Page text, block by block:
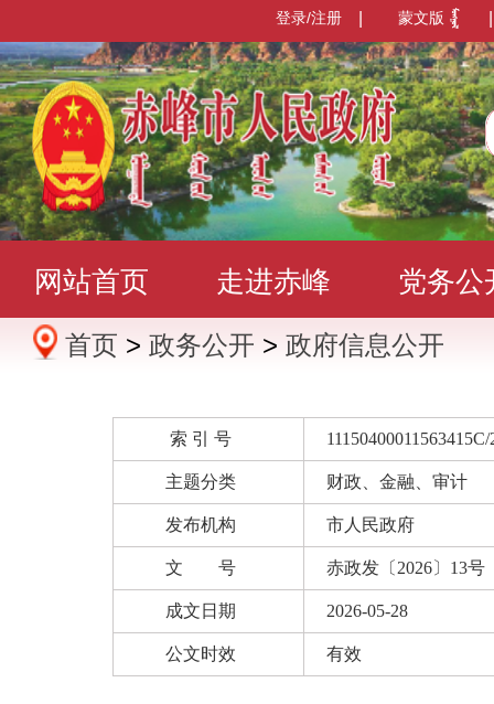
蒙文版
登录/注册
网站首页 走进赤峰 党务公
办事服务 政民互动 数据发
首页 > 政务公开 > 政府信息公开
索 引 号
主题分类 财政、金融、审计
发布机构 市人民政府
文 号 赤政发〔2026〕13号
成文日期 2026-05-28
公文时效 有效